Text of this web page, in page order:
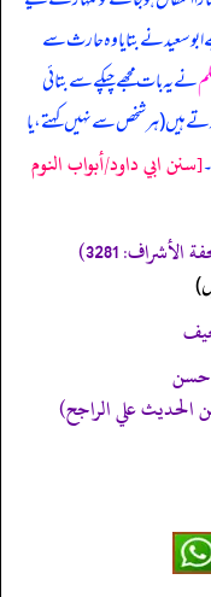
ابوسعید نے بتایا وہ حارث سے
نے یہ بات مجھے چپکے سے بتائی
(ہر شخص سے نہیں کہتے، یا
[سنن ابي داود/أبواب النوم
«‏‏‏‏تفرد بہ أبو داود، (تحفة الأشراف: 3281)
حسن
علي الراجح)